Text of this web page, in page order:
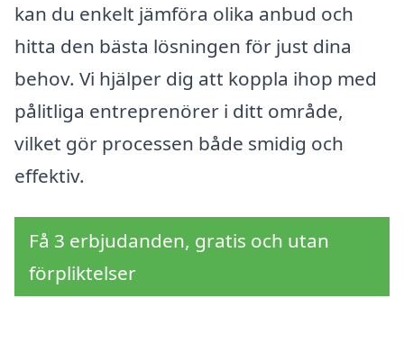
kan du enkelt jämföra olika anbud och
hitta den bästa lösningen för just dina
behov. Vi hjälper dig att koppla ihop med
pålitliga entreprenörer i ditt område,
vilket gör processen både smidig och
effektiv.
Få 3 erbjudanden, gratis och utan
förpliktelser